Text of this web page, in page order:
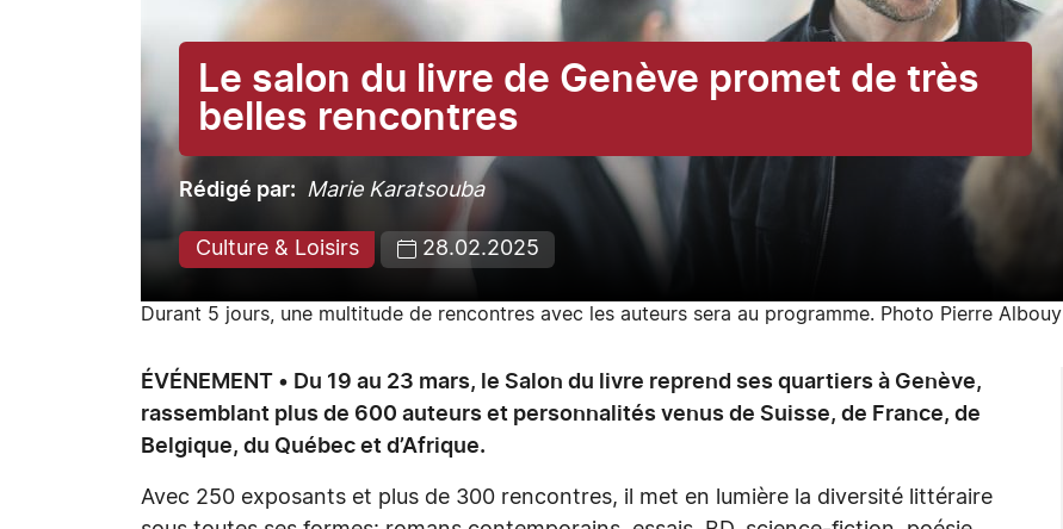
Le salon du livre de Genève promet de très
belles rencontres
Rédigé par Marie Karatsouba
Culture & Loisirs 28.02.2025
Durant 5 jours, une multitude de rencontres avec les auteurs sera au programme. Photo Pierre Albouy
ÉVÉNEMENT • Du 19 au 23 mars, le Salon du livre reprend ses quartiers à Genève,
rassemblant plus de 600 auteurs et personnalités venus de Suisse, de France, de
Belgique, du Québec et d’Afrique.
Avec 250 exposants et plus de 300 rencontres, il met en lumière la diversité littéraire